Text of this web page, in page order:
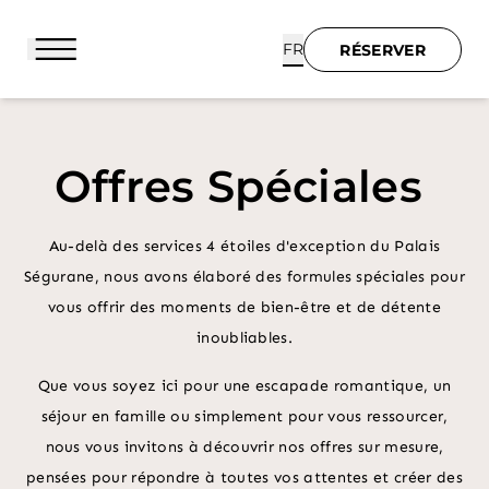
FR RÉSERVER
ACCUEIL
HÔTEL & SERVICES
CATHERINE
OFFRES SPÉCIALES
Offres Spéciales
Au-delà des services 4 étoiles d'exception du Palais
Ségurane, nous avons élaboré des formules spéciales pour
vous offrir des moments de bien-être et de détente
inoubliables.
Que vous soyez ici pour une escapade romantique, un
séjour en famille ou simplement pour vous ressourcer,
nous vous invitons à découvrir nos offres sur mesure,
pensées pour répondre à toutes vos attentes et créer des